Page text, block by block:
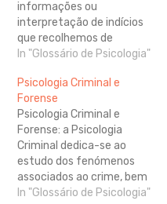
informações ou
interpretação de indícios
que recolhemos de
alguém, de modo a
lo numa determinada
categoria que faça
sentido para nós. Forma-
se pela interpretação de
indícios físicos -
características corporais
que podem remeter para
tipos de personalidade ou
In "Glossário de Psicologia"
Psicologia Criminal e
Forense
Psicologia Criminal e
Forense: a Psicologia
Criminal dedica-se ao
estudo dos fenómenos
associados ao crime, bem
com do perfil dos
In "Glossário de Psicologia"